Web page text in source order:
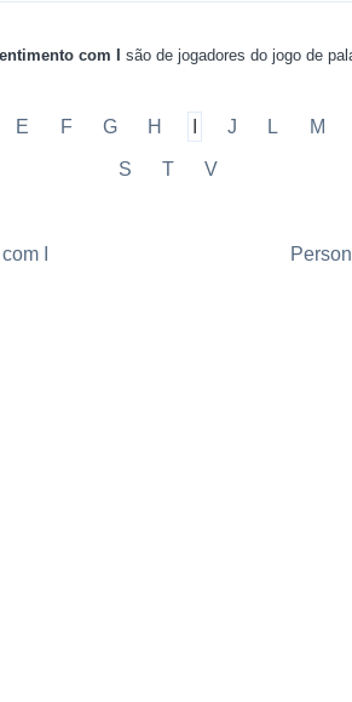
com I são de jogadores do jogo de
E F G H J L M
S T V
I